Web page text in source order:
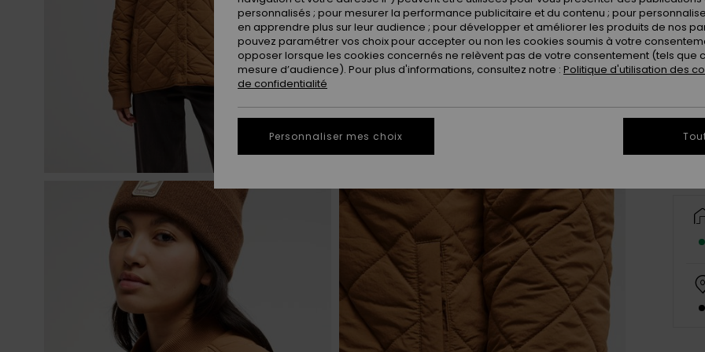
XS
personnalisés ; pour mesurer la performance publicitaire et du contenu ; pour
en apprendre plus sur leur audience ; pour développer et améliorer les produits de nos
pouvez paramétrer vos choix pour accepter ou non les cookies soumis à votre
opposer lorsque les cookies concernés ne relèvent pas de votre consentement (tels que
mesure d’audience). Pour plus d'informations, consultez notre : Politique d'utilisation des
de confidentialité
Personnaliser mes choix